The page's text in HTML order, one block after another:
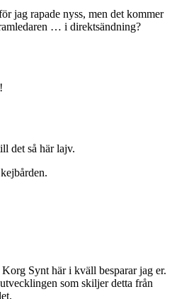
jag rapade nyss, men det kommer
… i direktsändning?
det så här lajv.
Synt här i kväll besparar jag er.
som skiljer detta från